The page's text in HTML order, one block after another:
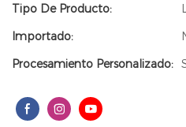
Tipo De Producto:
Importado:
Procesamiento Personalizado: